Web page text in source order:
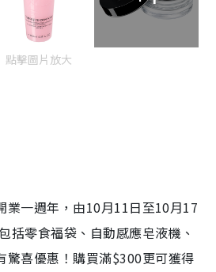
點擊圖片放大
業一週年，由10月11日至10月17
括零食福袋、自動感應皂液機、
驚喜優惠！購買滿$300更可獲得